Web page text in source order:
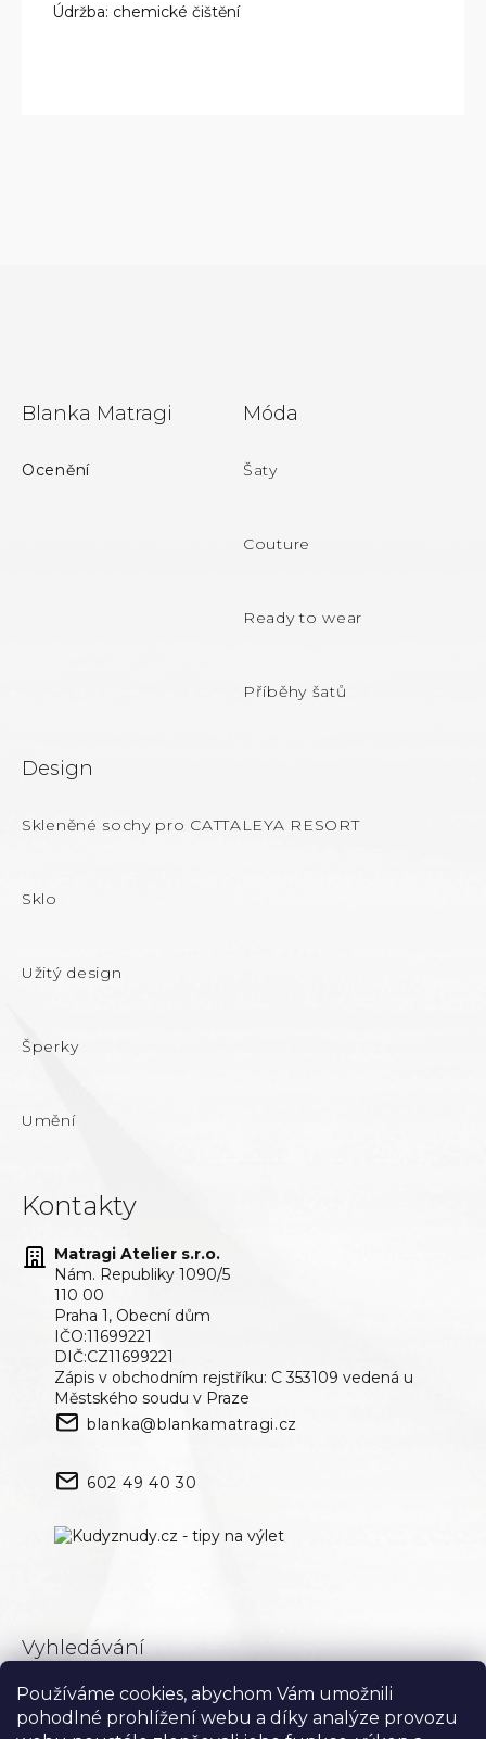
Používáme cookies, abychom Vám umožnili
pohodlné prohlížení webu a díky analýze provozu
Údržba: chemické čištění
Blanka Matragi
Ocenění
Móda
Šaty
Couture
Ready to wear
Příběhy šatů
Design
Skleněné sochy pro CATTALEYA RESORT
Sklo
Užitý design
Šperky
Umění
Kontakty
Matragi Atelier s.r.o.
Nám. Republiky 1090/5
110 00
Praha 1, Obecní dům
IČO:11699221
DIČ:CZ11699221
Zápis v obchodním rejstříku: C 353109 vedená u
Městského soudu v Praze
blanka@blankamatragi.cz
602 49 40 30
Vyhledávání
Hledat